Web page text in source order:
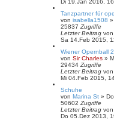
Tanzpartner für
von isabella1508 »
25837 Zugriffe
Letzter Beitrag von
Sa 14.Feb 2015,
Wiener Opernball
von Sir Charles »
29434 Zugriffe
Letzter Beitrag von
Mi 04.Feb 2015,
Schuhe
von Marina St »
50602 Zugriffe
Letzter Beitrag von
Do 05.Dez 2013,